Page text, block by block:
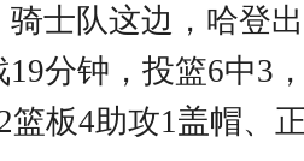
士队这边，哈登
分钟，投篮6中3
板4助攻1盖帽、正